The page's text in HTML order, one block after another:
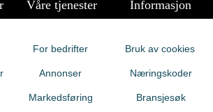
Våre tjenester Informasjon
For bedrifter
Annonser
Markedsføring
Bruk av cookies
Næringskoder
Bransjesøk